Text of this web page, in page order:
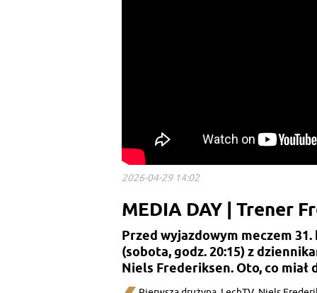
2026-04-29 14:02
MEDIA DAY | Trener
Przed wyjazdowym meczem
(sobota, godz. 20:15) z
Niels Frederiksen. Oto, co miał